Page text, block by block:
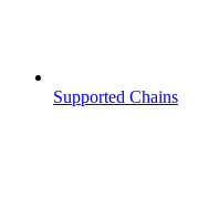
Supported Chains